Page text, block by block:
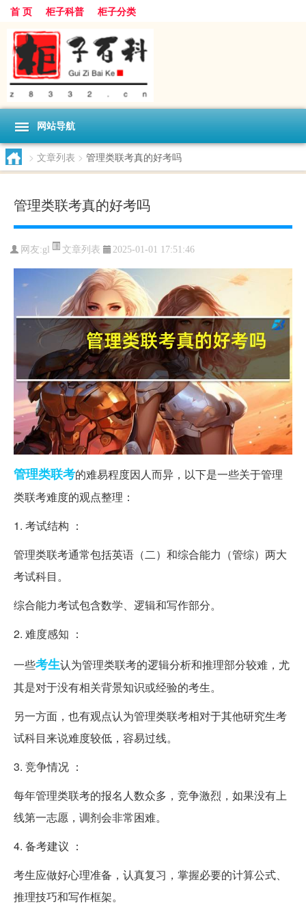
首 页 柜子科普 柜子分类
网站导航
> 文章列表 > 管理类联考真的好考吗
管理类联考真的好考吗
网友:gl 文章列表 2025-01-01 17:51:46
管理类联考的难易程度因人而异，以下是一些关于管理
类联考难度的观点整理：
1. 考试结构 ：
管理类联考通常包括英语（二）和综合能力（管综）两大
考试科目。
综合能力考试包含数学、逻辑和写作部分。
2. 难度感知 ：
一些考生认为管理类联考的逻辑分析和推理部分较难，尤
其是对于没有相关背景知识或经验的考生。
另一方面，也有观点认为管理类联考相对于其他研究生考
试科目来说难度较低，容易过线。
3. 竞争情况 ：
每年管理类联考的报名人数众多，竞争激烈，如果没有上
线第一志愿，调剂会非常困难。
4. 备考建议 ：
考生应做好心理准备，认真复习，掌握必要的计算公式、
推理技巧和写作框架。